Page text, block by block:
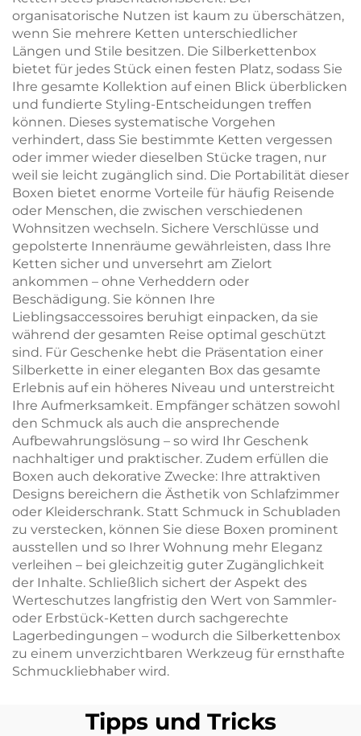
organisatorische Nutzen ist kaum zu überschätzen,
wenn Sie mehrere Ketten unterschiedlicher
Längen und Stile besitzen. Die Silberkettenbox
bietet für jedes Stück einen festen Platz, sodass Sie
Ihre gesamte Kollektion auf einen Blick überblicken
und fundierte Styling-Entscheidungen treffen
können. Dieses systematische Vorgehen
verhindert, dass Sie bestimmte Ketten vergessen
oder immer wieder dieselben Stücke tragen, nur
weil sie leicht zugänglich sind. Die Portabilität dieser
Boxen bietet enorme Vorteile für häufig Reisende
oder Menschen, die zwischen verschiedenen
Wohnsitzen wechseln. Sichere Verschlüsse und
gepolsterte Innenräume gewährleisten, dass Ihre
Ketten sicher und unversehrt am Zielort
ankommen – ohne Verheddern oder
Beschädigung. Sie können Ihre
Lieblingsaccessoires beruhigt einpacken, da sie
während der gesamten Reise optimal geschützt
sind. Für Geschenke hebt die Präsentation einer
Silberkette in einer eleganten Box das gesamte
Erlebnis auf ein höheres Niveau und unterstreicht
Ihre Aufmerksamkeit. Empfänger schätzen sowohl
den Schmuck als auch die ansprechende
Aufbewahrungslösung – so wird Ihr Geschenk
nachhaltiger und praktischer. Zudem erfüllen die
Boxen auch dekorative Zwecke: Ihre attraktiven
Designs bereichern die Ästhetik von Schlafzimmer
oder Kleiderschrank. Statt Schmuck in Schubladen
zu verstecken, können Sie diese Boxen prominent
ausstellen und so Ihrer Wohnung mehr Eleganz
verleihen – bei gleichzeitig guter Zugänglichkeit
der Inhalte. Schließlich sichert der Aspekt des
Werteschutzes langfristig den Wert von Sammler-
oder Erbstück-Ketten durch sachgerechte
Lagerbedingungen – wodurch die Silberkettenbox
zu einem unverzichtbaren Werkzeug für ernsthafte
Schmuckliebhaber wird.
Tipps und Tricks